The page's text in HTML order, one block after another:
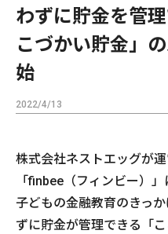
わずに貯金を管
こづかい貯金」
始
2022/4/13
株式会社ネストエッグが
「finbee（フィンビー）
子どもの金融教育のきっ
ずに貯金が管理できる「